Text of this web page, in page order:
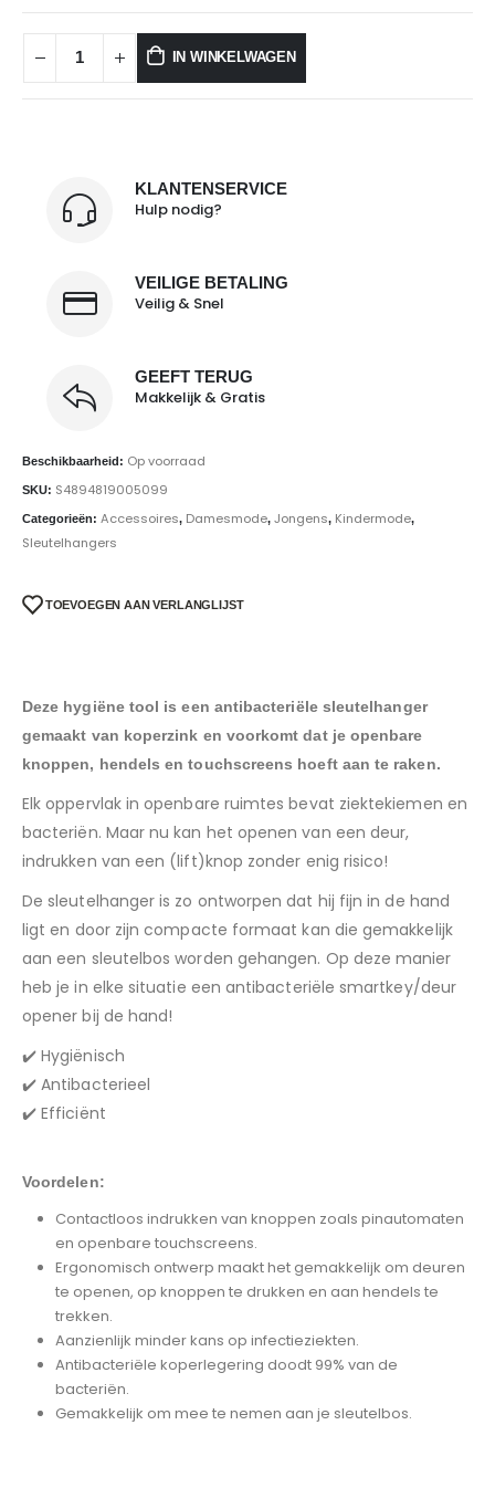
IN WINKELWAGEN
KLANTENSERVICE
Hulp nodig?
VEILIGE BETALING
Veilig & Snel
GEEFT TERUG
Makkelijk & Gratis
Beschikbaarheid: Op voorraad
SKU: S4894819005099
Categorieën: Accessoires, Damesmode, Jongens, Kindermode,
Sleutelhangers
TOEVOEGEN AAN VERLANGLIJST
Deze hygiëne tool is een antibacteriële sleutelhanger
gemaakt van koperzink en voorkomt dat je openbare
knoppen, hendels en touchscreens hoeft aan te raken.
Elk oppervlak in openbare ruimtes bevat ziektekiemen en
bacteriën. Maar nu kan het openen van een deur,
indrukken van een (lift)knop zonder enig risico!
De sleutelhanger is zo ontworpen dat hij fijn in de hand
ligt en door zijn compacte formaat kan die gemakkelijk
aan een sleutelbos worden gehangen. Op deze manier
heb je in elke situatie een antibacteriële smartkey/deur
opener bij de hand!
✔️ Hygiënisch
✔️ Antibacterieel
✔️ Efficiënt
Voordelen:
Contactloos indrukken van knoppen zoals pinautomaten
en openbare touchscreens.
Ergonomisch ontwerp maakt het gemakkelijk om deuren
te openen, op knoppen te drukken en aan hendels te
trekken.
Aanzienlijk minder kans op infectieziekten.
Antibacteriële koperlegering doodt 99% van de
bacteriën.
Gemakkelijk om mee te nemen aan je sleutelbos.